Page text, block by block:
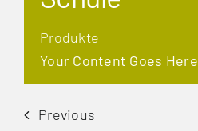
Produkte
Your Content Goes Here
Previous